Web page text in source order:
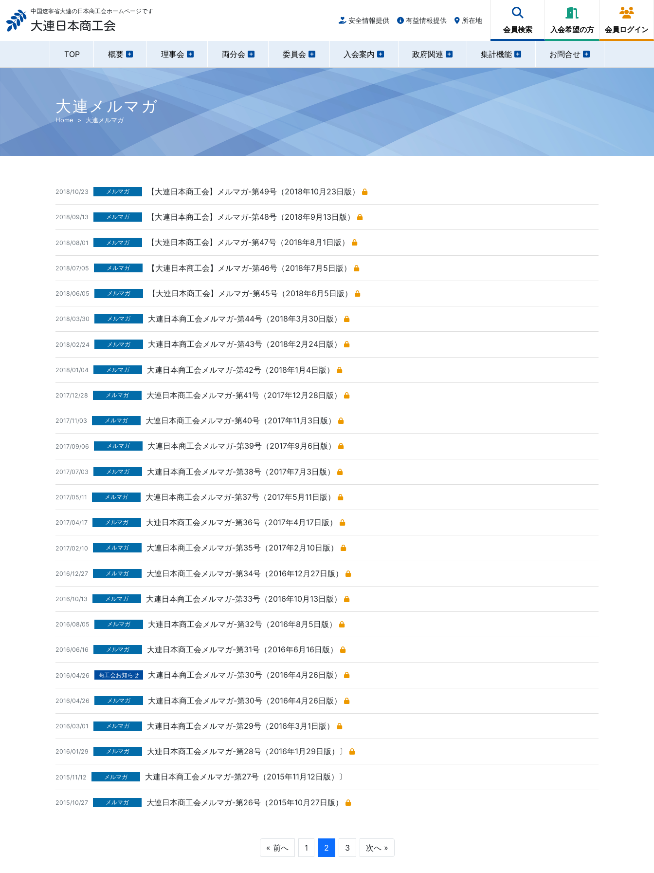
大連日本商工会
中国遼寧省大連の日本商工会ホームページです
安全情報提供 有益情報提供 所在地
会員検索 入会希望の方 会員ログイン
TOP 概要 理事会 両分会 委員会 入会案内 政府関連 集計機能 お問合せ
大連メルマガ
Home 大連メルマガ
2018/10/23 メルマガ 【大連日本商工会】メルマガ-第49号（2018年10月23日版）
2018/09/13 メルマガ 【大連日本商工会】メルマガ-第48号（2018年9月13日版）
2018/08/01 メルマガ 【大連日本商工会】メルマガ-第47号（2018年8月1日版）
2018/07/05 メルマガ 【大連日本商工会】メルマガ-第46号（2018年7月5日版）
2018/06/05 メルマガ 【大連日本商工会】メルマガ-第45号（2018年6月5日版）
2018/03/30 メルマガ 大連日本商工会メルマガ-第44号（2018年3月30日版）
2018/02/24 メルマガ 大連日本商工会メルマガ-第43号（2018年2月24日版）
2018/01/04 メルマガ 大連日本商工会メルマガ-第42号（2018年1月4日版）
2017/12/28 メルマガ 大連日本商工会メルマガ-第41号（2017年12月28日版）
2017/11/03 メルマガ 大連日本商工会メルマガ-第40号（2017年11月3日版）
2017/09/06 メルマガ 大連日本商工会メルマガ-第39号（2017年9月6日版）
2017/07/03 メルマガ 大連日本商工会メルマガ-第38号（2017年7月3日版）
2017/05/11 メルマガ 大連日本商工会メルマガ-第37号（2017年5月11日版）
2017/04/17 メルマガ 大連日本商工会メルマガ-第36号（2017年4月17日版）
2017/02/10 メルマガ 大連日本商工会メルマガ-第35号（2017年2月10日版）
2016/12/27 メルマガ 大連日本商工会メルマガ-第34号（2016年12月27日版）
2016/10/13 メルマガ 大連日本商工会メルマガ-第33号（2016年10月13日版）
2016/08/05 メルマガ 大連日本商工会メルマガ-第32号（2016年8月5日版）
2016/06/16 メルマガ 大連日本商工会メルマガ-第31号（2016年6月16日版）
2016/04/26 商工会お知らせ 大連日本商工会メルマガ-第30号（2016年4月26日版）
2016/04/26 メルマガ 大連日本商工会メルマガ-第30号（2016年4月26日版）
2016/03/01 メルマガ 大連日本商工会メルマガ-第29号（2016年3月1日版）
2016/01/29 メルマガ 大連日本商工会メルマガ-第28号（2016年1月29日版）〕
2015/11/12 メルマガ 大連日本商工会メルマガ-第27号（2015年11月12日版）〕
2015/10/27 メルマガ 大連日本商工会メルマガ-第26号（2015年10月27日版）
« 前へ 1 2 3 次へ »